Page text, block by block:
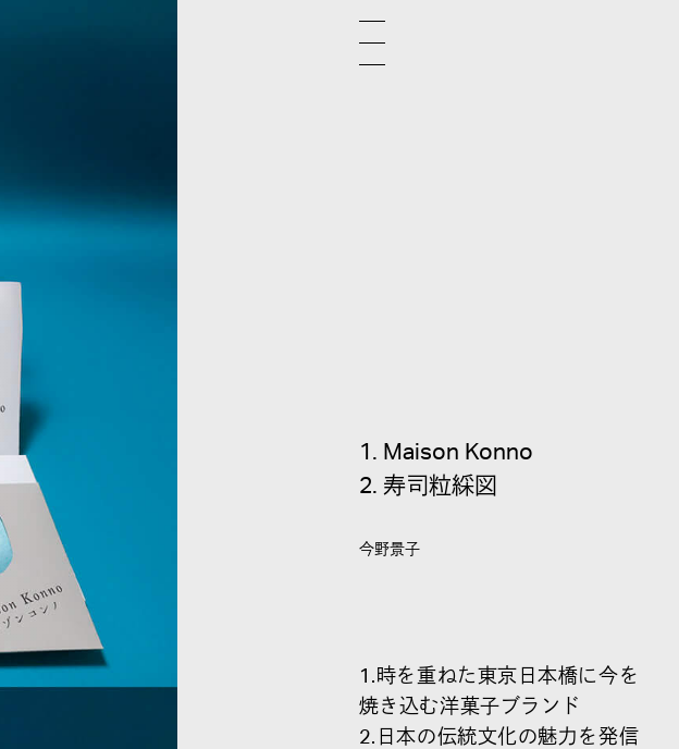
1. Maison Konno
2. 寿司粒綵図
今野景子
1.時を重ねた東京日本橋に今を
焼き込む洋菓子ブランド
2.日本の伝統文化の魅力を発信